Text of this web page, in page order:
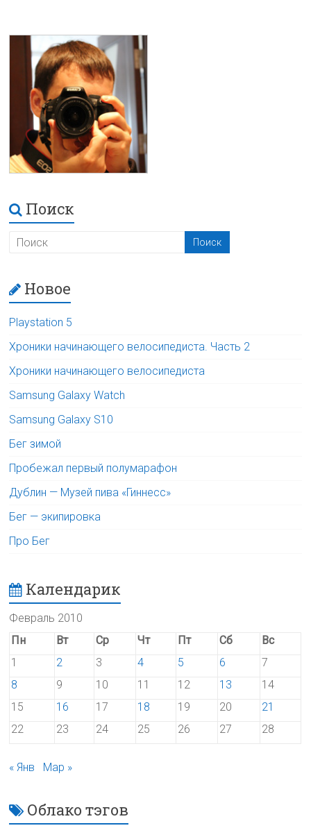
Поиск
Новое
Playstation 5
Хроники начинающего велосипедиста. Часть 2
Хроники начинающего велосипедиста
Samsung Galaxy Watch
Samsung Galaxy S10
Бег зимой
Пробежал первый полумарафон
Дублин — Музей пива «Гиннесс»
Бег — экипировка
Про Бег
Календарик
Февраль 2010
Пн
Вт Ср Чт Пт Сб
Вс
1
2 3 4 5 6
7
8
9 10 11 12 13
14
15
16 17 18 19 20
21
22
23 24 25 26 27 28
« Янв Мар »
Облако тэгов